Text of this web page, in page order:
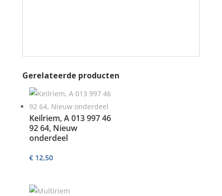
Gerelateerde producten
Keilriem, A 013 997 46
92 64, Nieuw
onderdeel
€12,50